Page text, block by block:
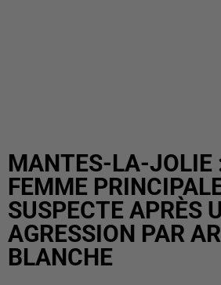
MANTES-LA-JOLIE
FEMME
SUSPECTE APRÈS
AGRESSION PAR
BLANCHE